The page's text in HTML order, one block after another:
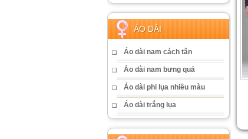
ÁO DÀI
Áo dài nam cách tân
Áo dài nam bưng quả
Áo dài phi lụa nhiều màu
Áo dài trắng lụa